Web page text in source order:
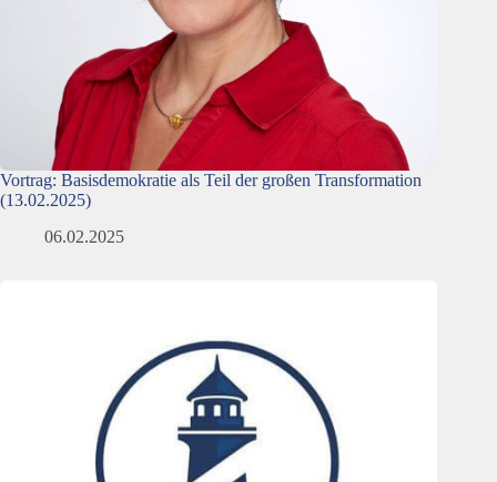
Vortrag: Basisdemokratie als Teil der großen Transformation
(13.02.2025)
06.02.2025